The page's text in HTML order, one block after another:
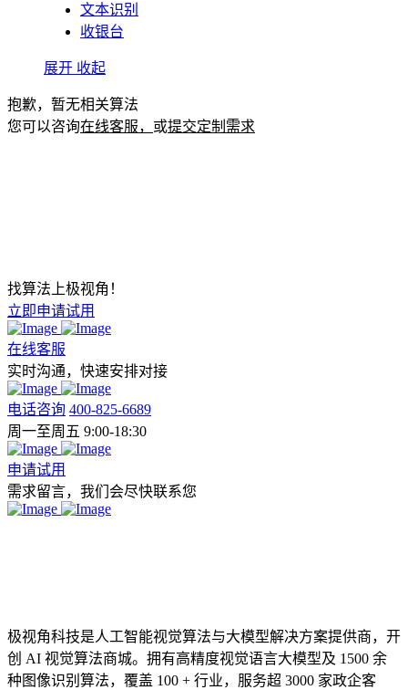
文本识别
收银台
展开 收起
抱歉，暂无相关算法
您可以咨询在线客服， 或提交定制需求
找算法上极视角！
立即申请试用
在线客服
实时沟通，快速安排对接
电话咨询 400-825-6689
周一至周五 9:00-18:30
申请试用
需求留言，我们会尽快联系您
极视角科技是人工智能视觉算法与大模型解决方案提供商，开
创 AI 视觉算法商城。拥有高精度视觉语言大模型及 1500 余
种图像识别算法，覆盖 100 + 行业，服务超 3000 家政企客